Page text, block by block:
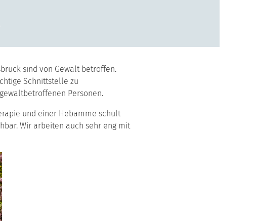
sind von Gewalt betroffen.
Schnittstelle zu
Personen.
und einer Hebamme schult
Wir arbeiten auch sehr eng mit